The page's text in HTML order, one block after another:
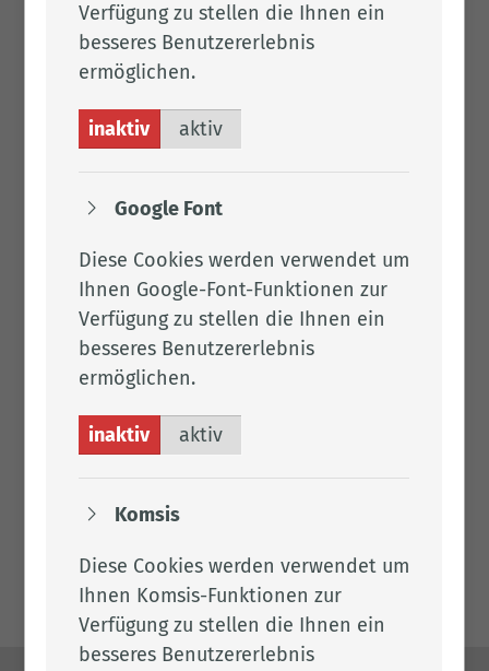
Frau Pil­le
04471 15 218
Fax: 04471 15 337
Per E-Mail kontaktieren
2.045
Downloads
Ju­gend­schutz - Das Ju­gend­schutz­ge­setz 2021
For­mu­lar - Er­zie­hungs­be­auf­tra­gung 08/2023
Verfügung zu stellen die Ihnen ein
besseres Benutzererlebnis
ermöglichen.
inaktiv aktiv
Google Font
Diese Cookies werden verwendet um
Ihnen Google-Font-Funktionen zur
Verfügung zu stellen die Ihnen ein
besseres Benutzererlebnis
ermöglichen.
inaktiv aktiv
Komsis
Diese Cookies werden verwendet um
Ihnen Komsis-Funktionen zur
Verfügung zu stellen die Ihnen ein
besseres Benutzererlebnis